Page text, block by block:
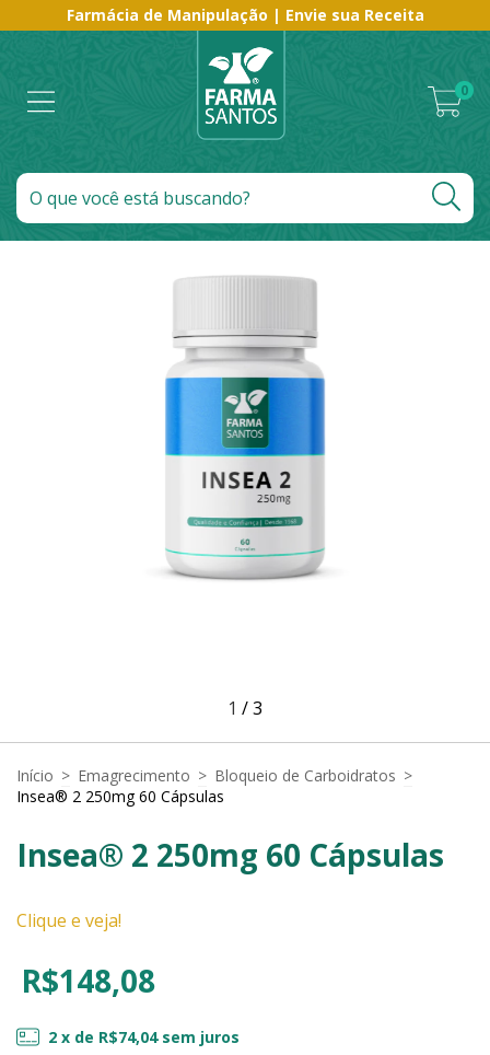
Farmácia de Manipulação | Envie sua Receita
0
1 /3
Início > Emagrecimento > Bloqueio de Carboidratos >
Insea® 2 250mg 60 Cápsulas
Insea® 2 250mg 60 Cápsulas
Clique e veja!
R$148,08
2 x de R$74,04 sem juros